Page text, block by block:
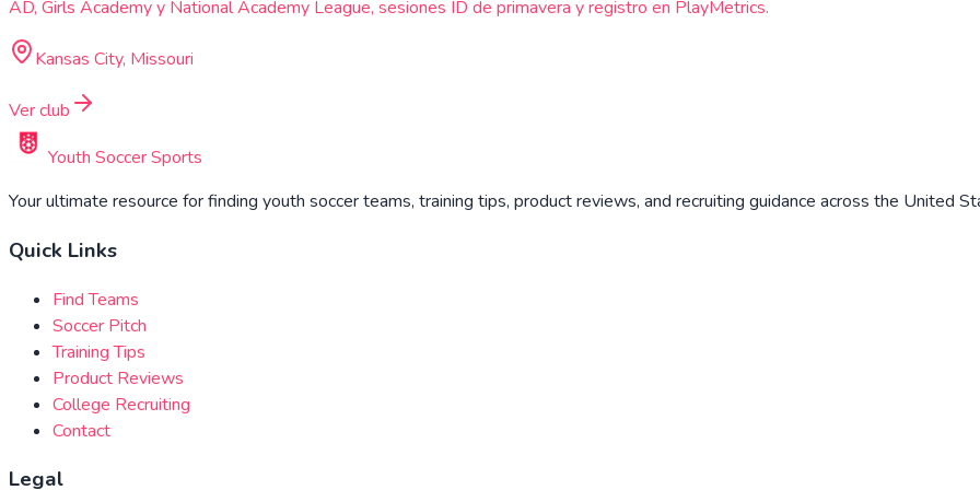
AD, Girls Academy y National Academy League, sesiones ID de primavera y registro en PlayMetrics.
Kansas City, Missouri
Ver club
Youth Soccer Sports
Your ultimate resource for finding youth soccer teams, training tips, product reviews, and recruiting guidance across the United
Quick Links
Find Teams
Soccer Pitch
Training Tips
Product Reviews
College Recruiting
Contact
Legal